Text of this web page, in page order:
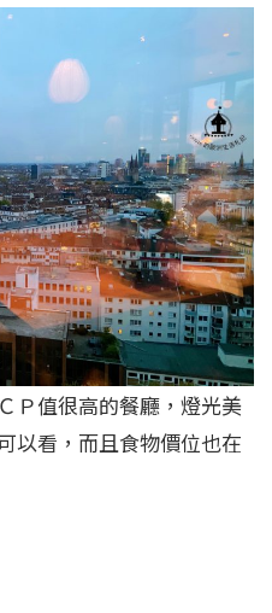
Ｐ值很高的餐廳，燈光美
以看，而且食物價位也在